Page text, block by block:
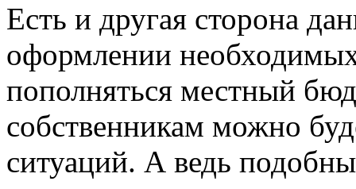
Есть и другая сторона
оформлении
пополняться местный
собственникам можно
ситуаций. А ведь